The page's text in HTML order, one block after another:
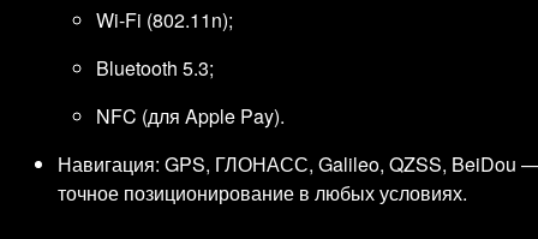
Wi‑Fi (802.11n);
Bluetooth 5.3;
NFC (для Apple Pay).
Навигация: GPS, ГЛОНАСС, Galileo, QZSS, BeiDou
точное позиционирование в любых условиях.